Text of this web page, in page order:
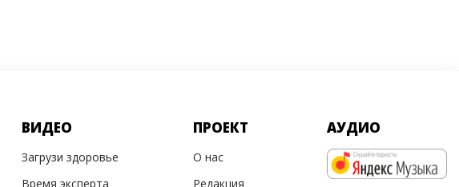
ВИДЕО
Загрузи здоровье
Время эксперта
ПРОЕКТ
О нас
Редакция
АУДИО